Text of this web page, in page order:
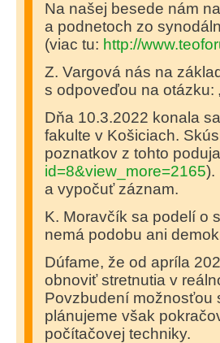
Na našej besede nám
a podnetoch zo
(viac tu: http://
Z. Vargová nás na
s odpoveďou na otázku:
Dňa 10.3.2022 konala
fakulte v Košiciach.
poznatkov z tohto
id=8&view_more=2165).
a vypočuť záznam.
K. Moravčík sa podelí o
nemá podobu ani
Dúfame, že od apríla
obnoviť stretnutia v
Povzbudení možnosťou
plánujeme však
počítačovej techniky.